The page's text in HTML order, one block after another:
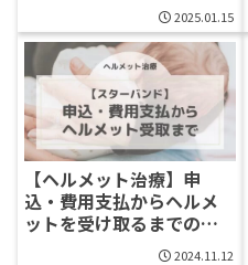
2025.01.15
【ヘルメット治療】申
込・費用支払からヘルメ
ットを受け取るまでの流
れ＜スターバンド＞2024.11.12